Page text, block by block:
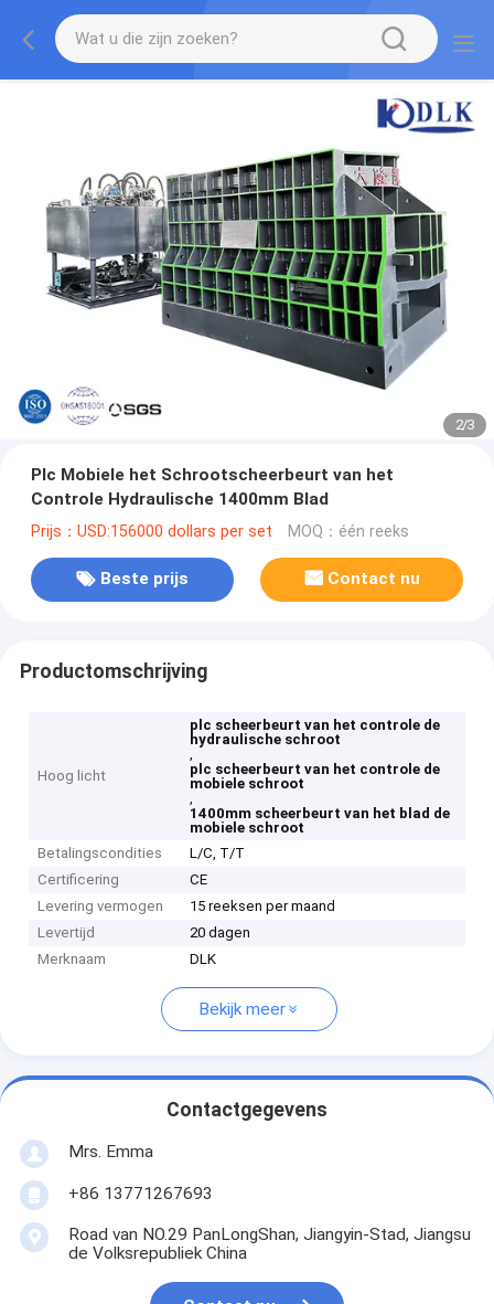
2/3
Plc Mobiele het Schrootscheerbeurt van het
Controle Hydraulische 1400mm Blad
Prijs：USD:156000 dollars per set MOQ：één reeks
Beste prijs Contact nu
Productomschrijving
Hoog licht
plc scheerbeurt van het controle de
hydraulische schroot
,
plc scheerbeurt van het controle de
mobiele schroot
,
1400mm scheerbeurt van het blad de
mobiele schroot
Betalingscondities
L/C, T/T
Certificering
CE
Levering vermogen
15 reeksen per maand
Levertijd
20 dagen
Merknaam
DLK
Bekijk meer
Contactgegevens
Mrs. Emma
+86 13771267693
Road van NO.29 PanLongShan, Jiangyin-Stad, Jiangsu
de Volksrepubliek China